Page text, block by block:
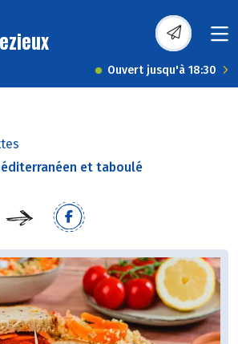
Ouvert jusqu'à 18:30
et taboulé